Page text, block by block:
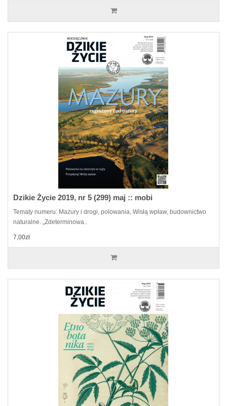
Dzikie Życie 2019, nr 5 (299) maj :: mobi
Tematy numeru: Mazury i drogi, polowania, Wisłą wpław, budownictwo
naturalne. „Zdeterminowa..
7,00zł